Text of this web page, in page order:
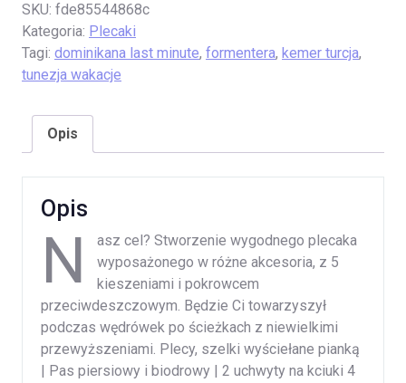
SKU: fde85544868c
Kategoria: Plecaki
Tagi: dominikana last minute, formentera, kemer turcja,
tunezja wakacje
Opis
Opis
N
asz cel? Stworzenie wygodnego plecaka
wyposażonego w różne akcesoria, z 5
kieszeniami i pokrowcem
przeciwdeszczowym. Będzie Ci towarzyszył
podczas wędrówek po ścieżkach z niewielkimi
przewyższeniami. Plecy, szelki wyściełane pianką
| Pas piersiowy i biodrowy | 2 uchwyty na kciuki 4